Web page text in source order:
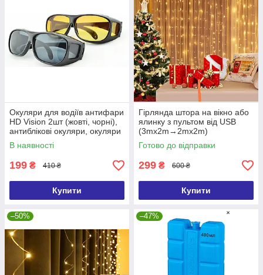
Окуляри для водіїв антифари
HD Vision 2шт (жовті, чорні),
антиблікові окуляри, окуляри
від сонця, окуляри від
відблисків
В наявності
199 ₴ 410 ₴
Купити
Гірлянда штора на вікно або
ялинку з пультом від USB
(3mx2m→2mx2m)
Готово до відправки
299 ₴ 600 ₴
Купити
–50% –47%